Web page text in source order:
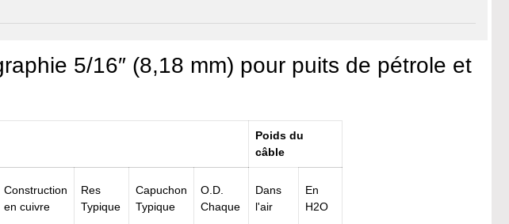
5/16″ (8,18 mm) pour puits de pétrole et
Poids du
câble
Construction
en cuivre
Res
Typique
Capuchon
Typique
O.D.
Chaque
Dans
l'air
En
H2O